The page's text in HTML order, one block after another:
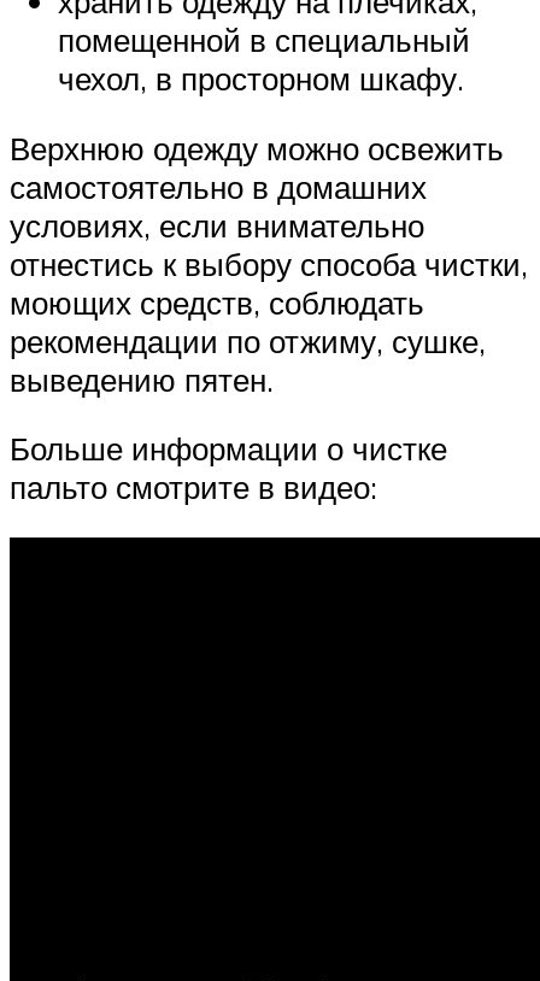
помещенной в специальный
чехол, в просторном шкафу.
Верхнюю одежду можно освежить
самостоятельно в домашних
условиях, если внимательно
отнестись к выбору способа чистки,
моющих средств, соблюдать
рекомендации по отжиму, сушке,
выведению пятен.
Больше информации о чистке
пальто смотрите в видео: